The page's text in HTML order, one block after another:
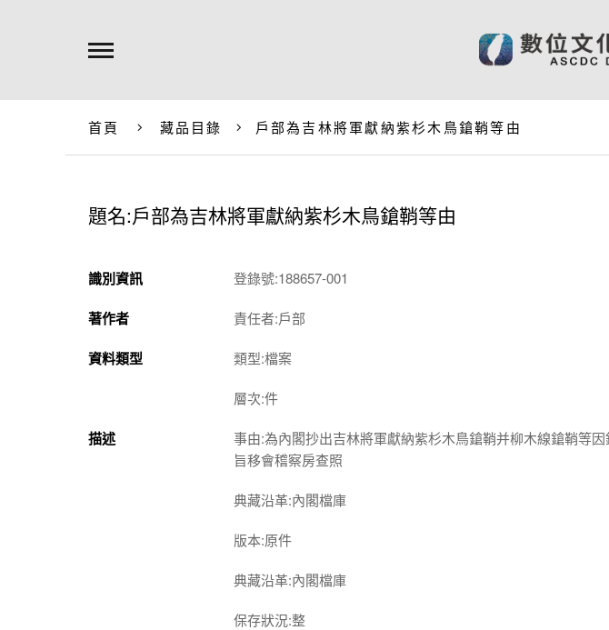
首頁 藏品目錄 戶部為吉林將軍獻納紫杉木鳥鎗鞘等由
題名:戶部為吉林將軍獻納紫杉木鳥鎗鞘等由
識別資訊 登錄號:188657-001
著作者 責任者:戶部
資料類型 類型:檔案
層次:件
描述
事由:為內閣抄出吉林將軍獻納紫杉木鳥鎗鞘并柳木線鎗鞘等
旨移會稽察房查照
典藏沿革:內閣檔庫
版本:原件
典藏沿革:內閣檔庫
保存狀況:整